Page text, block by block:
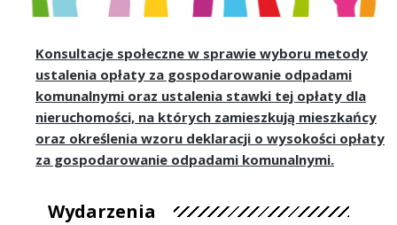
Konsultacje społeczne w sprawie wyboru metody
ustalenia opłaty za gospodarowanie odpadami
komunalnymi oraz ustalenia stawki tej opłaty dla
nieruchomości, na których zamieszkują mieszkańcy
oraz określenia wzoru deklaracji o wysokości opłaty
za gospodarowanie odpadami komunalnymi.
Wydarzenia